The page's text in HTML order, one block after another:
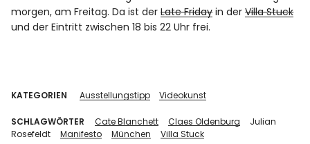
morgen, am Freitag. Da ist derLate Fridayin derVilla Stuck
und der Eintritt zwischen 18 bis 22 Uhr frei.
KATEGORIEN Ausstellungstipp Videokunst
SCHLAGWÖRTER Cate Blanchett Claes Oldenburg
Julian
Rosefeldt
Manifesto München Villa Stuck